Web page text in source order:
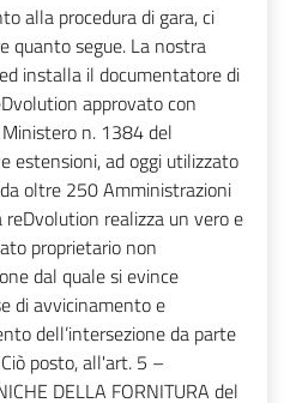
alla procedura di gara, ci
quanto segue. La nostra
installa il documentatore di
approvato con
n. 1384 del
estensioni, ad oggi utilizzato
oltre 250 Amministrazioni
realizza un vero e
proprietario non
dal quale si evince
di avvicinamento e
dell’intersezione da parte
posto, all'art. 5 –
DELLA FORNITURA del